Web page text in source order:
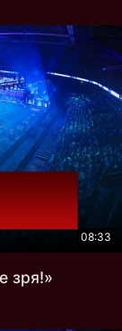
08:33
зря!»